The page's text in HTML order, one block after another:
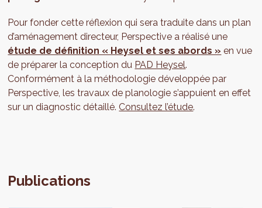
Pour fonder cette réflexion qui sera traduite dans un plan
d’aménagement directeur, Perspective a réalisé une
étude de définition « Heysel et ses abords » en vue
de préparer la conception du PAD Heysel.
Conformément à la méthodologie développée par
Perspective, les travaux de planologie s’appuient en effet
sur un diagnostic détaillé.Consultez l’étude.
Publications